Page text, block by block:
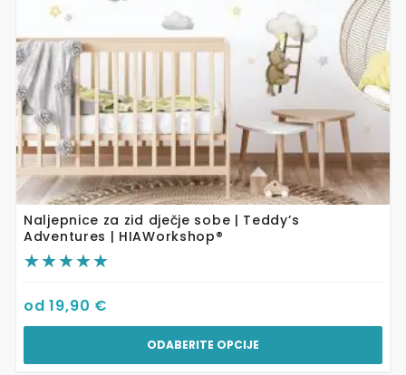
Naljepnice za zid dječje sobe | Teddy’s
Adventures | HIAWorkshop®
od19,90 €
ODABERITE OPCIJE
stranici
proizvoda